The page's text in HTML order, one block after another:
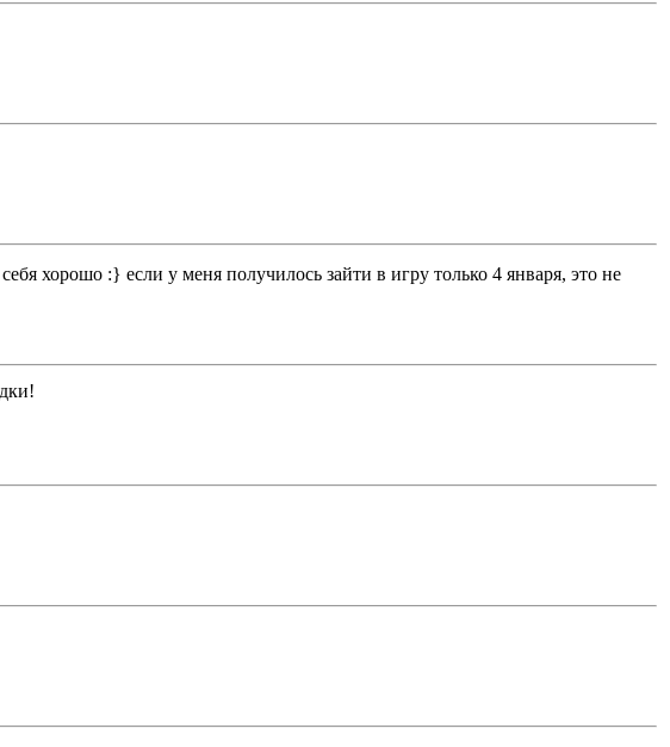
хорошо :} если у меня получилось зайти в игру только 4 января, это не